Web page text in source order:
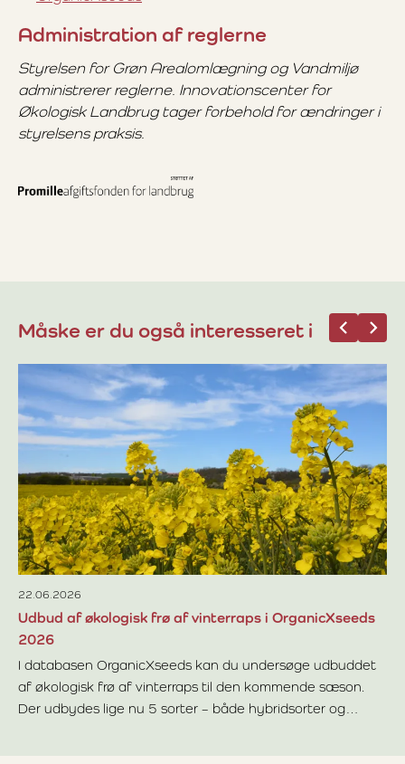
Administration af reglerne
Styrelsen for Grøn Arealomlægning og Vandmiljø
administrerer reglerne. Innovationscenter for
Økologisk Landbrug tager forbehold for ændringer i
styrelsens praksis.
Måske er du også interesseret i
22.06.2026
Udbud af økologisk frø af vinterraps i OrganicXseeds
2026
I databasen OrganicXseeds kan du undersøge udbuddet
af økologisk frø af vinterraps til den kommende sæson.
Der udbydes lige nu 5 sorter – både hybridsorter og